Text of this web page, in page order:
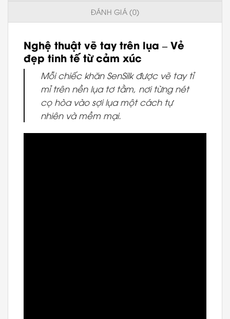
ĐÁNH GIÁ (0)
Nghệ thuật vẽ tay trên lụa – Vẻ
đẹp tinh tế từ cảm xúc
Mỗi chiếc khăn SenSilk được vẽ tay tỉ
mỉ trên nền lụa tơ tằm, nơi từng nét
cọ hòa vào sợi lụa một cách tự
nhiên và mềm mại.